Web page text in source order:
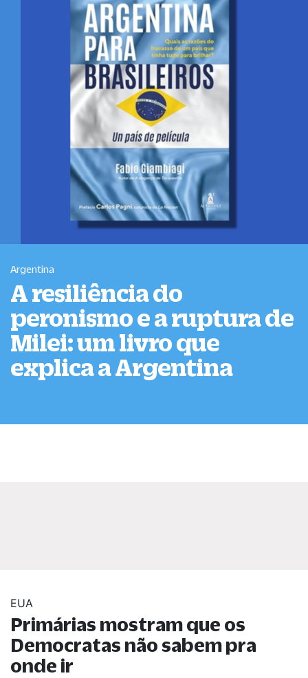
Argentina
A resiliência do
peronismo e a ruptura de
Milei: um livro que
explica a Argentina
EUA
Primárias mostram que os
Democratas não sabem pra
onde ir